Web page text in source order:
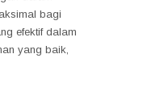
bagi
efektif dalam
yang baik,